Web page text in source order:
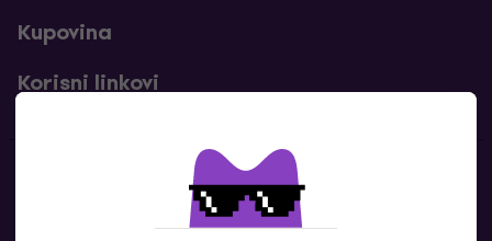
Kupovina
Korisni linkovi
Kontakti
Kontaktiraj nas